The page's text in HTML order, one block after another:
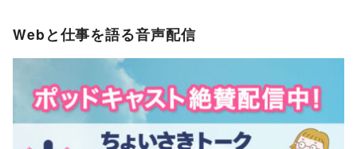
Webと仕事を語る音声配信